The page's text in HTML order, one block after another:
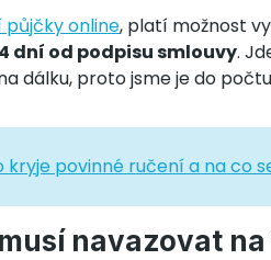
půjčky online, platí možnost
dní od podpisu smlouvy.
dálku, proto jsme je do
kryje povinné ručení a na co
navazovat